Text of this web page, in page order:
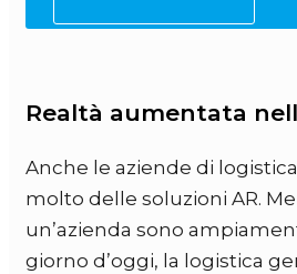
Realtà aumentata
Anche le aziende di
molto delle soluzioni AR.
un’azienda sono
giorno d’oggi, la logistica